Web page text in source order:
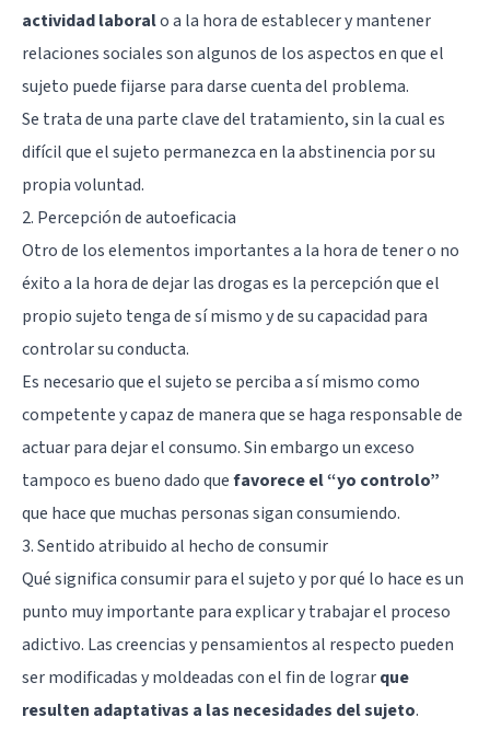
actividad laboralo a la hora de establecer y mantener
relaciones sociales son algunos de los aspectos en que el
sujeto puede fijarse para darse cuenta del problema.
Se trata de una parte clave del tratamiento, sin la cual es
difícil que el sujeto permanezca en la abstinencia por su
propia voluntad.
2. Percepción de autoeficacia
Otro de los elementos importantes a la hora de tener o no
éxito a la hora de dejar las drogas es la percepción que el
propio sujeto tenga de sí mismo y de su capacidad para
controlar su conducta.
Es necesario que el sujeto se perciba a sí mismo como
competente y capaz de manera que se haga responsable de
actuar para dejar el consumo. Sin embargo un exceso
tampoco es bueno dado quefavorece el “yo controlo”
que hace que muchas personas sigan consumiendo.
3. Sentido atribuido al hecho de consumir
Qué significa consumir para el sujeto y por qué lo hace es un
punto muy importante para explicar y trabajar el proceso
adictivo. Las creencias y pensamientos al respecto pueden
ser modificadas y moldeadas con el fin de lograrque
resulten adaptativas a las necesidades del sujeto.